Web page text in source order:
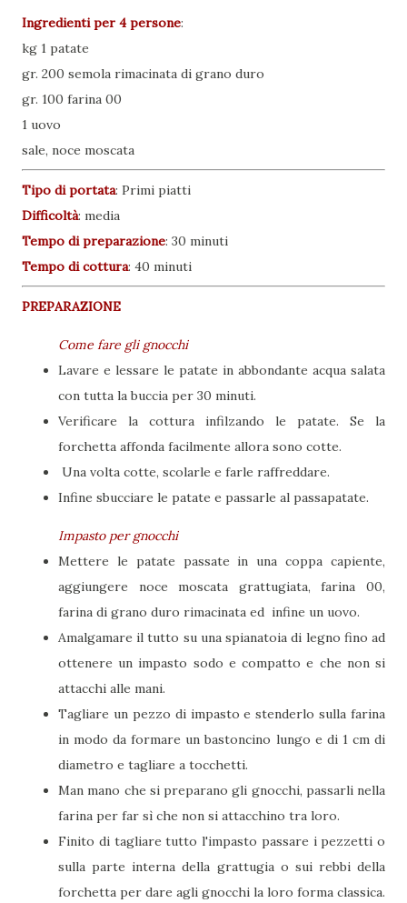
Ingredienti per 4 persone:
kg 1 patate
gr. 200 semola rimacinata di grano duro
gr. 100 farina 00
1 uovo
sale, noce moscata
Tipo di portata: Primi piatti
Difficoltà: media
Tempo di preparazione: 30 minuti
Tempo di cottura: 40 minuti
PREPARAZIONE
Come fare gli gnocchi
Lavare e lessare le patate in abbondante acqua salata
con tutta la buccia per 30 minuti.
Verificare la cottura infilzando le patate. Se la
forchetta affonda facilmente allora sono cotte.
Una volta cotte, scolarle e farle raffreddare.
Infine sbucciare le patate e passarle al passapatate.
Impasto per gnocchi
Mettere le patate passate in una coppa capiente,
aggiungere noce moscata grattugiata, farina 00,
farina di grano duro rimacinata ed infine un uovo.
Amalgamare il tutto su una spianatoia di legno fino ad
ottenere un impasto sodo e compatto e che non si
attacchi alle mani.
Tagliare un pezzo di impasto e stenderlo sulla farina
in modo da formare un bastoncino lungo e di 1 cm di
diametro e tagliare a tocchetti.
Man mano che si preparano gli gnocchi, passarli nella
farina per far sì che non si attacchino tra loro.
Finito di tagliare tutto l'impasto passare i pezzetti o
sulla parte interna della grattugia o sui rebbi della
forchetta per dare agli gnocchi la loro forma classica.